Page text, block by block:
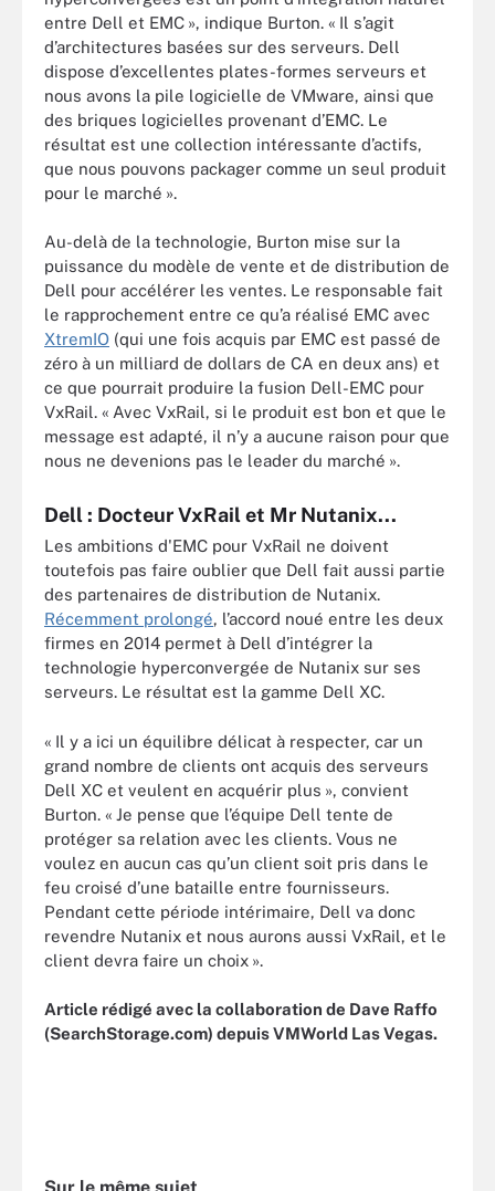
entre Dell et EMC », indique Burton. « Il s’agit
d’architectures basées sur des serveurs. Dell
dispose d’excellentes plates-formes serveurs et
nous avons la pile logicielle de VMware, ainsi que
des briques logicielles provenant d’EMC. Le
résultat est une collection intéressante d’actifs,
que nous pouvons packager comme un seul produit
pour le marché ».
Au-delà de la technologie, Burton mise sur la
puissance du modèle de vente et de distribution de
Dell pour accélérer les ventes. Le responsable fait
le rapprochement entre ce qu’a réalisé EMC avec
XtremIO (qui une fois acquis par EMC est passé de
zéro à un milliard de dollars de CA en deux ans) et
ce que pourrait produire la fusion Dell-EMC pour
VxRail. « Avec VxRail, si le produit est bon et que le
message est adapté, il n’y a aucune raison pour que
nous ne devenions pas le leader du marché ».
Dell : Docteur VxRail et Mr Nutanix...
Les ambitions d'EMC pour VxRail ne doivent
toutefois pas faire oublier que Dell fait aussi partie
des partenaires de distribution de Nutanix.
Récemment prolongé, l’accord noué entre les deux
firmes en 2014 permet à Dell d’intégrer la
technologie hyperconvergée de Nutanix sur ses
serveurs. Le résultat est la gamme Dell XC.
« Il y a ici un équilibre délicat à respecter, car un
grand nombre de clients ont acquis des serveurs
Dell XC et veulent en acquérir plus », convient
Burton. « Je pense que l’équipe Dell tente de
protéger sa relation avec les clients. Vous ne
voulez en aucun cas qu’un client soit pris dans le
feu croisé d’une bataille entre fournisseurs.
Pendant cette période intérimaire, Dell va donc
revendre Nutanix et nous aurons aussi VxRail, et le
client devra faire un choix ».
Article rédigé avec la collaboration de Dave Raffo
(SearchStorage.com) depuis VMWorld Las Vegas.
Sur le même sujet